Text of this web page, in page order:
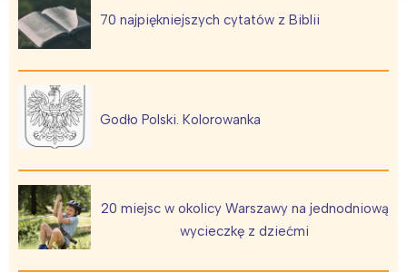
70 najpiękniejszych cytatów z Biblii
Godło Polski. Kolorowanka
20 miejsc w okolicy Warszawy na jednodniową
wycieczkę z dziećmi